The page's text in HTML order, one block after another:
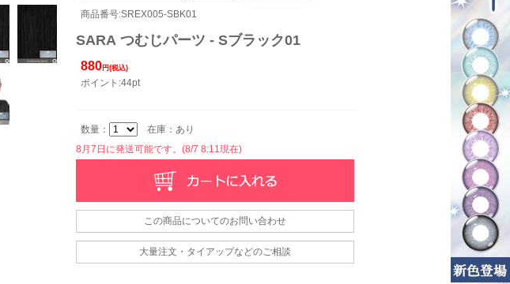
商品番号:SREX005-SBK01
SARA つむじパーツ - Sブラック01
880 円(税込)
ポイント:44pt
数量：
在庫：あり
8月7日に発送可能です。(8/7 8:11現在)
この商品についてのお問い合わせ
大量注文・タイアップなどのご相談